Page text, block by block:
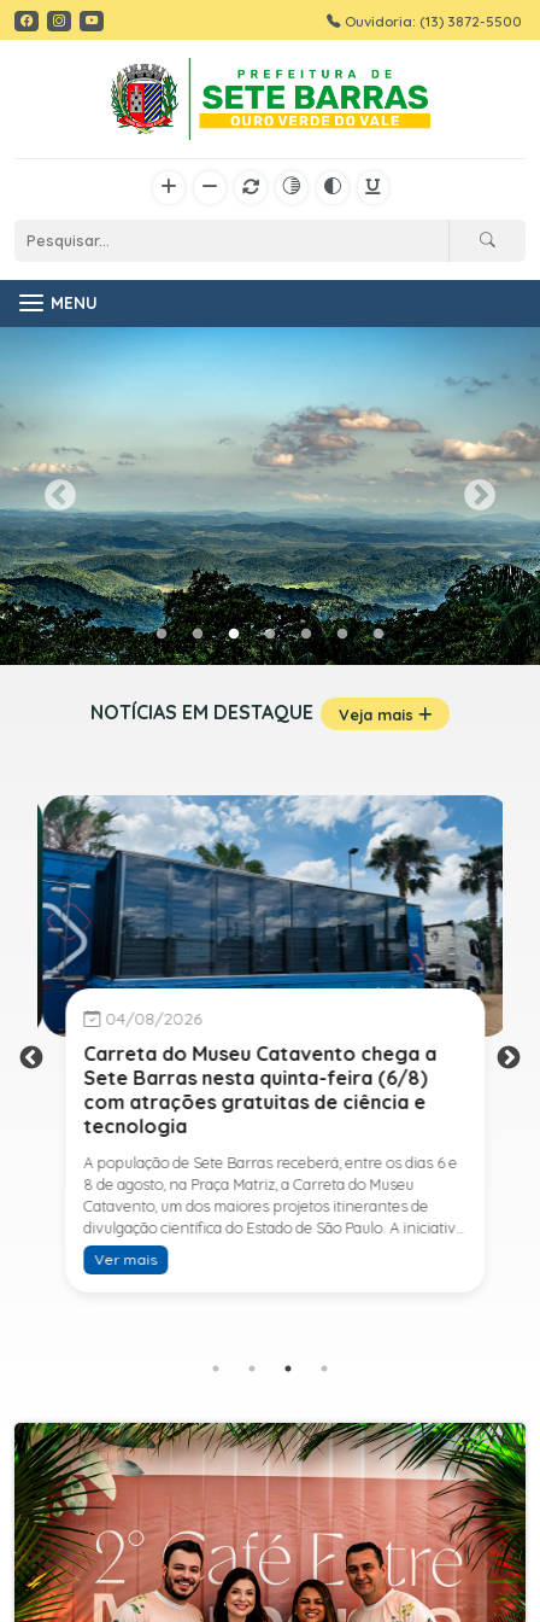
Ouvidoria: (13) 3872-5500
MENU
NOTÍCIAS EM DESTAQUE Veja mais
04/08/2026
Carreta do Museu Catavento chega a
Sete Barras nesta quinta-feira (6/8)
com atrações gratuitas de ciência e
tecnologia
A população de Sete Barras receberá, entre os dias 6 e
8 de agosto, na Praça Matriz, a Carreta do Museu
Catavento, um dos maiores projetos itinerantes de
divulgação científica do Estado de São Paulo. A iniciativa
integra o programa CultSP na Estrada, da Secretaria da
Cultura, Economia e Indústria Criativas do Estado de São
à ciência e ao conhecimento. "Receber o Museu
Catavento em Sete Barras é motivo de grande
satisfação. Essa é uma oportunidade para que crianças,
jovens e adultos tenham contato com experiências
científicas de forma prática, divertida e acessível. Mais
do que uma exposição, o projeto desperta a curiosidade,
incentiva o aprendizado e aproxima a população da
ciência. Convidamos toda a comunidade para prestigiar
essa programação, que será totalmente gratuita e
Ver mais